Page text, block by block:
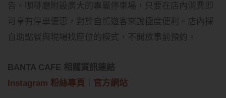
告。咖啡廳附設廣大的專屬停車場，只要在店內消費即
可享有停車優惠，對於自駕遊客來說極度便利。店內採
自助點餐與現場找座位的模式，不開放事前預約。
BANTA CAFE 相關資訊連結
Instagram 粉絲專頁
官方網站